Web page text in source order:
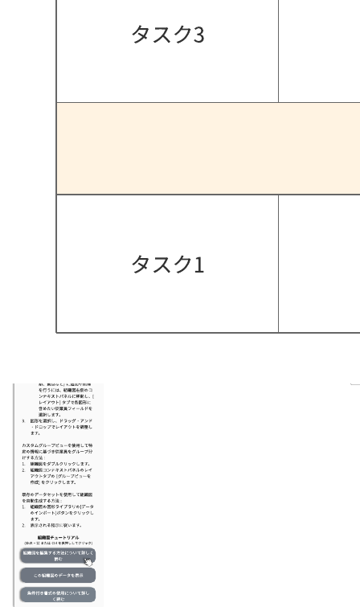
この RACI チャートテンプレートは、次の用途に役立ちま
特定のプロジェクトにおける役割と責任を明確にす